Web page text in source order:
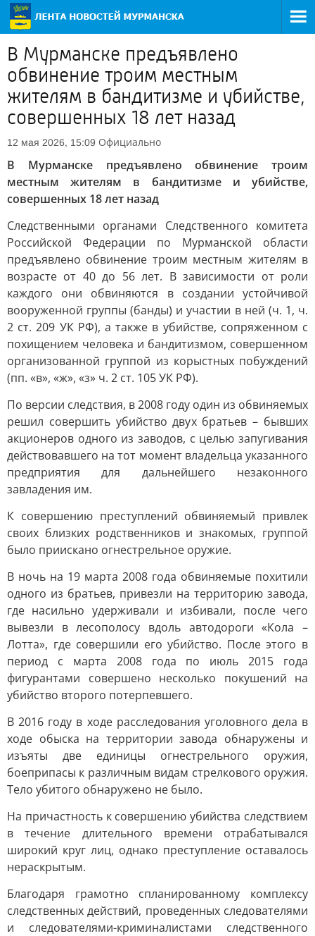
В Мурманске предъявлено
обвинение троим местным
жителям в бандитизме и убийстве,
совершенных 18 лет назад
12 мая 2026, 15:09 Официально
В Мурманске предъявлено обвинение троим
местным жителям в бандитизме и убийстве,
совершенных 18 лет назад
Следственными органами Следственного комитета
Российской Федерации по Мурманской области
предъявлено обвинение троим местным жителям в
возрасте от 40 до 56 лет. В зависимости от роли
каждого они обвиняются в создании устойчивой
вооруженной группы (банды) и участии в ней (ч. 1, ч.
2 ст. 209 УК РФ), а также в убийстве, сопряженном с
похищением человека и бандитизмом, совершенном
организованной группой из корыстных побуждений
(пп. «в», «ж», «з» ч. 2 ст. 105 УК РФ).
По версии следствия, в 2008 году один из обвиняемых
решил совершить убийство двух братьев – бывших
акционеров одного из заводов, с целью запугивания
действовавшего на тот момент владельца указанного
предприятия для дальнейшего незаконного
завладения им.
К совершению преступлений обвиняемый привлек
своих близких родственников и знакомых, группой
было приискано огнестрельное оружие.
В ночь на 19 марта 2008 года обвиняемые похитили
одного из братьев, привезли на территорию завода,
где насильно удерживали и избивали, после чего
вывезли в лесополосу вдоль автодороги «Кола –
Лотта», где совершили его убийство. После этого в
период с марта 2008 года по июль 2015 года
фигурантами совершено несколько покушений на
убийство второго потерпевшего.
В 2016 году в ходе расследования уголовного дела в
ходе обыска на территории завода обнаружены и
изъяты две единицы огнестрельного оружия,
боеприпасы к различным видам стрелкового оружия.
Тело убитого обнаружено не было.
На причастность к совершению убийства следствием
в течение длительного времени отрабатывался
широкий круг лиц, однако преступление оставалось
нераскрытым.
Благодаря грамотно спланированному комплексу
следственных действий, проведенных следователями
и следователями-криминалистами следственного